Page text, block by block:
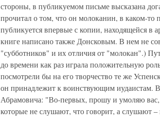
стороны, в публикуемом письме высказана
прочитал о том, что он молоканин, в каком-то
публикуется впервые с копии, находящейся в
книге написано также Донсковым. В нем не
"субботников" и их отличия от "молокан".)
до времени как раз играла положительную
посмотрели бы на его творчество те же
он принадлежит к воинствующим иудаистам.
Абрамовича: "Во-первых, прошу и умоляю вас,
которые не слушают, что говорит, а слушают